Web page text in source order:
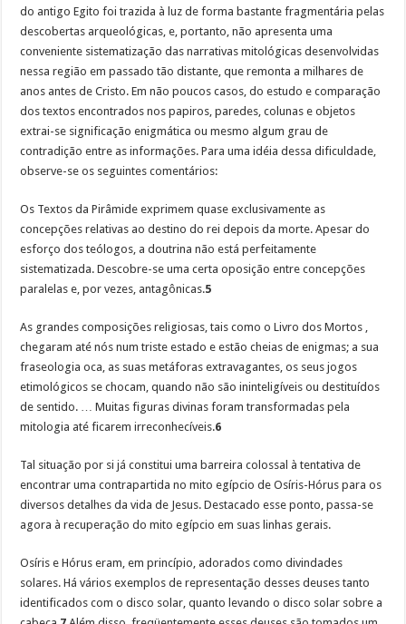
do antigo Egito foi trazida à luz de forma bastante fragmentária pelas
descobertas arqueológicas, e, portanto, não apresenta uma
conveniente sistematização das narrativas mitológicas desenvolvidas
nessa região em passado tão distante, que remonta a milhares de
anos antes de Cristo. Em não poucos casos, do estudo e comparação
dos textos encontrados nos papiros, paredes, colunas e objetos
extrai-se significação enigmática ou mesmo algum grau de
contradição entre as informações. Para uma idéia dessa dificuldade,
observe-se os seguintes comentários:
Os Textos da Pirâmide exprimem quase exclusivamente as
concepções relativas ao destino do rei depois da morte. Apesar do
esforço dos teólogos, a doutrina não está perfeitamente
sistematizada. Descobre-se uma certa oposição entre concepções
paralelas e, por vezes, antagônicas.5
As grandes composições religiosas, tais como o Livro dos Mortos ,
chegaram até nós num triste estado e estão cheias de enigmas; a sua
fraseologia oca, as suas metáforas extravagantes, os seus jogos
etimológicos se chocam, quando não são ininteligíveis ou destituídos
de sentido. … Muitas figuras divinas foram transformadas pela
mitologia até ficarem irreconhecíveis.6
Tal situação por si já constitui uma barreira colossal à tentativa de
encontrar uma contrapartida no mito egípcio de Osíris-Hórus para os
diversos detalhes da vida de Jesus. Destacado esse ponto, passa-se
agora à recuperação do mito egípcio em suas linhas gerais.
Osíris e Hórus eram, em princípio, adorados como divindades
solares. Há vários exemplos de representação desses deuses tanto
identificados com o disco solar, quanto levando o disco solar sobre a